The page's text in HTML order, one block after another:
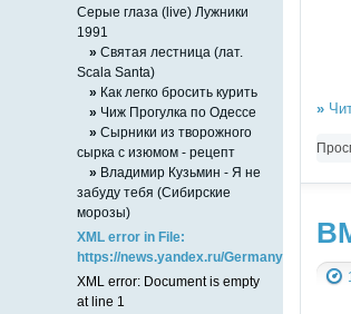
»
Серые глаза (live) Лужники
1991
» Святая лестница (лат.
Scala Santa)
» Как легко бросить курить
» Чиж Прогулка по Одессе
» Сырники из творожного
сырка с изюмом - рецепт
» Владимир Кузьмин - Я не
забуду тебя (Сибирские
морозы)
XML error in File:
https://news.yandex.ru/Germany/index.rss
XML error: Document is empty
at line 1